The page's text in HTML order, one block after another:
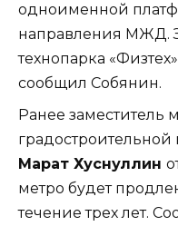
одноименной
направления МЖД.
технопарка
сообщил Собянин.
Ранее заместитель
градостроительной
Марат Хуснуллин
метро будет
течение трех лет.